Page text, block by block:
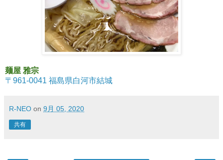
麺屋 雅宗
〒961-0041 福島県白河市結城
R-NEO on 9月 05, 2020
共有